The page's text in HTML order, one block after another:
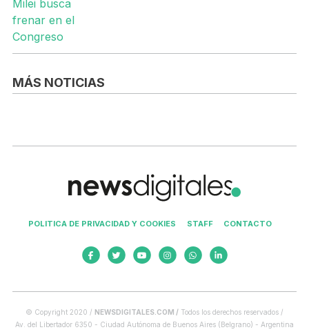
MÁS NOTICIAS
POLITICA DE PRIVACIDAD Y COOKIES STAFF CONTACTO
© Copyright 2020 / NEWSDIGITALES.COM / Todos los derechos reservados /
Av. del Libertador 6350 - Ciudad Autónoma de Buenos Aires (Belgrano) - Argentina